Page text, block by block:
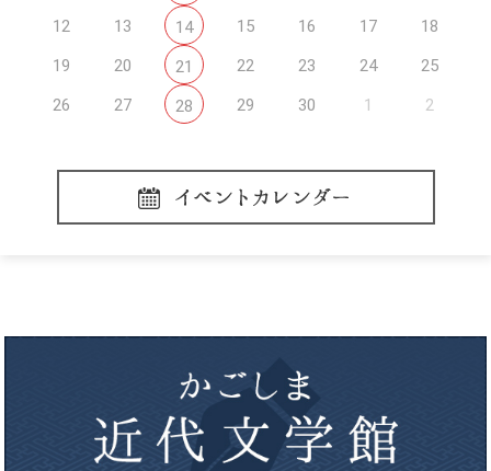
12
13 14 15 16 17
18
19
20 21 22 23 24
25
26
27 28 29 30 1 2